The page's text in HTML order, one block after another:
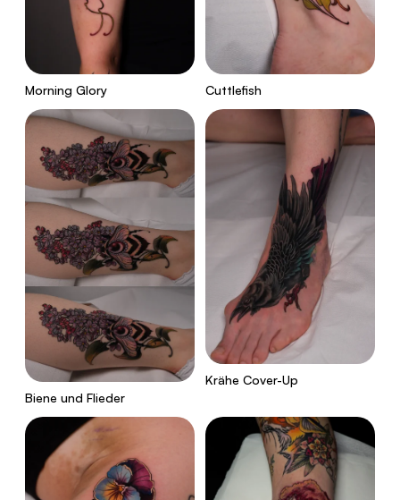
Morning Glory Cuttlefish
Biene und Flieder
Krähe Cover-Up